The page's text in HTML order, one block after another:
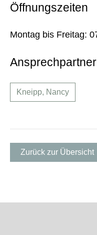
Öffnungszeiten
Montag bis Freitag:
Ansprechpartner
Kneipp, Nancy
Zurück zur Übersicht